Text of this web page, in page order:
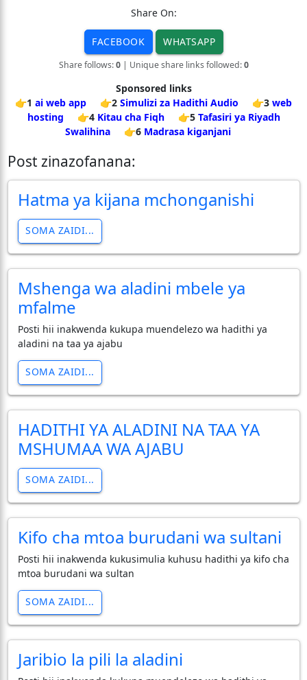
Share On:
FACEBOOK WHATSAPP
Share follows:0| Unique share links followed:0
Sponsored links
👉1 ai web app 👉2 Simulizi za Hadithi Audio 👉3 web
hosting
👉4 Kitau cha Fiqh 👉5 Tafasiri ya Riyadh
Swalihina
👉6 Madrasa kiganjani
Post zinazofanana:
Hatma ya kijana mchonganishi
SOMA ZAIDI...
Mshenga wa aladini mbele ya
mfalme
Posti hii inakwenda kukupa muendelezo wa hadithi ya
aladini na taa ya ajabu
SOMA ZAIDI...
HADITHI YA ALADINI NA TAA YA
MSHUMAA WA AJABU
SOMA ZAIDI...
Kifo cha mtoa burudani wa sultani
Posti hii inakwenda kukusimulia kuhusu hadithi ya kifo cha
mtoa burudani wa sultan
SOMA ZAIDI...
Jaribio la pili la aladini